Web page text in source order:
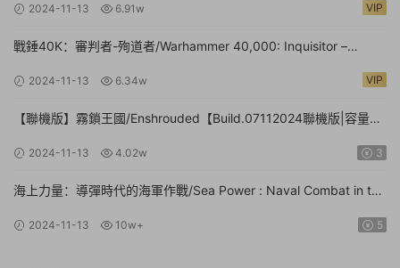
2024-11-13 6.91w VIP
戰錘40K：審判者-殉道者/Warhammer 40,000: Inquisitor –
2024-11-13 6.34w VIP
【聯機版】霧鎖王國/Enshrouded【Build.07112024聯機版|容量
2024-11-13 4.02w 3
海上力量：導彈時代的海軍作戰/Sea Power : Naval Combat in the
鼠标】
2024-11-13 10w+ 5